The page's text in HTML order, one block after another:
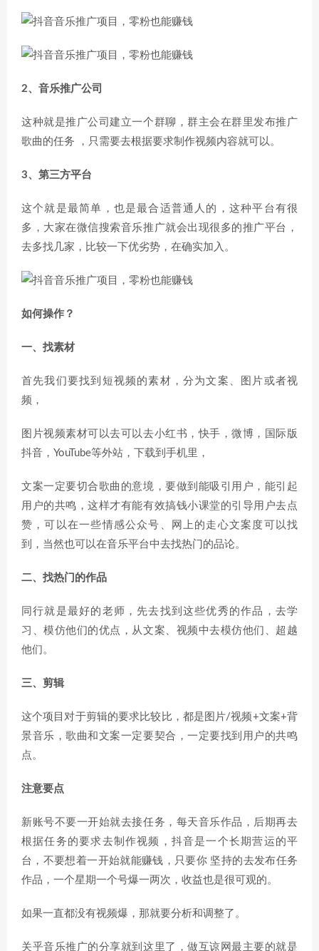
2、音乐推广公司
这种就是推广公司建立一个群聊，群主会在群里发布推广
歌曲的任务 ，只需要去根据要求制作视频内容就可以。
3、第三方平台
这个就是最简单，也是最合适普通人的，这种平台有很
多，大家在微信搜索音乐推广就会出现很多的推广平台，
去多找几家，比较一下优劣势，在确实加入。
如何操作？
一、找素材
首先我们要找到短视频的素材，分为文案、图片或者视
频，
图片视频素材可以去可以去小红书，快手，微博，国际版
抖音，YouTube等外站，下载到手机里，
文案一定要切合歌曲的意境，要做到能吸引用户，能引起
用户的共鸣，这样才有能有效搞钱小课堂的引导用户去点
赞，可以在一些情感公众号、网上的走心文案度可以找
到，当然也可以在音乐平台中去找热门的品论。
二、找热门的作品
同行就是最好的老师，先去找到这些优秀的作品，去学
习、模仿他们的优点，从文案、视频中去模仿他们、超越
他们。
三、剪辑
这个项目对于剪辑的要求比较比，都是图片/视频+文案+背
景音乐，歌曲和文案一定要契合，一定要找到用户的共鸣
点。
注意要点
新账号不要一开始就去接任务，每天音乐作品，后期再去
根据任务的要求去制作视频，抖音是一个长期营运的平
台，不要想着一开始就能赚钱，只要你 坚持的去发布任务
作品，一个星期一个号爆一两次，收益也是很可观的。
如果一直都没有视频爆，那就要分析和调整了。
关乎音乐推广的分享就到这里了，做互谅网最主要的就是